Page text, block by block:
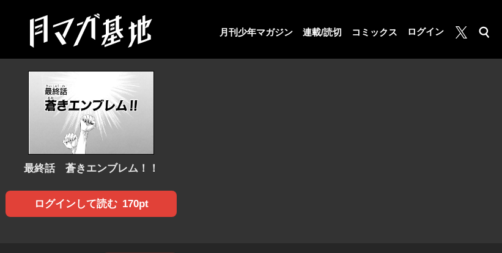
月刊少年マガジン 連載/読切 コミックス ログイン
月マガ基地
検索
最終話 蒼きエンブレム！！
ログインして読む 170pt